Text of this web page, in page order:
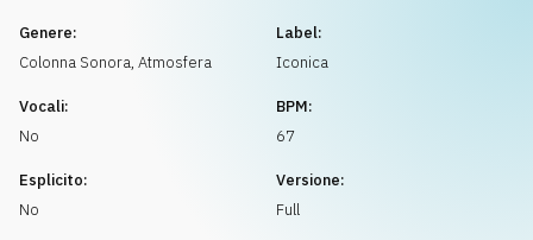
Richiedi musica
Genere:
Colonna Sonora, Atmosfera
Label:
Iconica
Vocali:
No
BPM:
67
Esplicito:
No
Versione:
Full